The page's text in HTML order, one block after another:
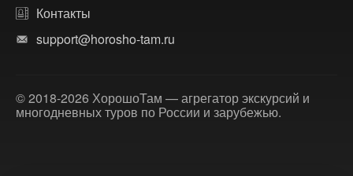
Контакты
support@horosho-tam.ru
© 2018-2026 ХорошоТам — агрегатор экскурсий и
многодневных туров по России и зарубежью.